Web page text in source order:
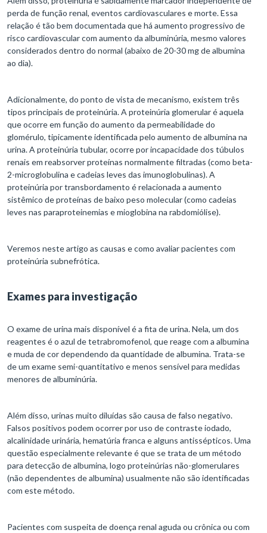
perda de função renal, eventos cardiovasculares e morte. Essa
relação é tão bem documentada que há aumento progressivo de
risco cardiovascular com aumento da albuminúria, mesmo valores
considerados dentro do normal (abaixo de 20-30 mg de albumina
ao dia).
Adicionalmente, do ponto de vista de mecanismo, existem três
tipos principais de proteinúria. A proteinúria glomerular é aquela
que ocorre em função do aumento da permeabilidade do
glomérulo, tipicamente identificada pelo aumento de albumina na
urina. A proteinúria tubular, ocorre por incapacidade dos túbulos
renais em reabsorver proteínas normalmente filtradas (como beta-
2-microglobulina e cadeias leves das imunoglobulinas). A
proteinúria por transbordamento é relacionada a aumento
sistêmico de proteínas de baixo peso molecular (como cadeias
leves nas paraproteinemias e mioglobina na rabdomiólise).
Veremos neste artigo as causas e como avaliar pacientes com
proteinúria subnefrótica.
Exames para investigação
O exame de urina mais disponível é a fita de urina. Nela, um dos
reagentes é o azul de tetrabromofenol, que reage com a albumina
e muda de cor dependendo da quantidade de albumina. Trata-se
de um exame semi-quantitativo e menos sensível para medidas
menores de albuminúria.
Além disso, urinas muito diluídas são causa de falso negativo.
Falsos positivos podem ocorrer por uso de contraste iodado,
alcalinidade urinária, hematúria franca e alguns antissépticos. Uma
questão especialmente relevante é que se trata de um método
para detecção de albumina, logo proteinúrias não-glomerulares
(não dependentes de albumina) usualmente não são identificadas
com este método.
Pacientes com suspeita de doença renal aguda ou crônica ou com